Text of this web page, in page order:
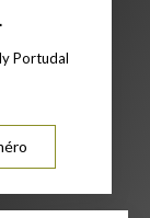
Portudal